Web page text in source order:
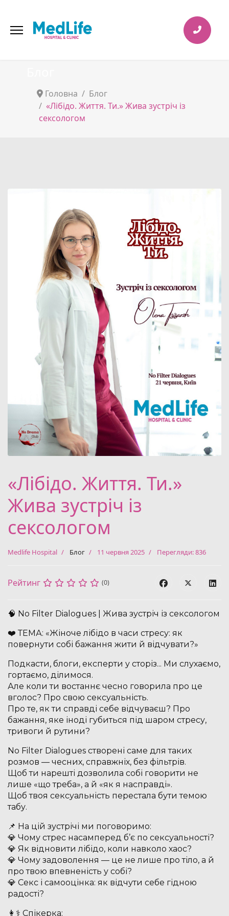
Головна
Блог
«Лібідо. Життя. Ти.» Жива зустріч із
сексологом
«Лібідо. Життя. Ти.»
Жива зустріч із
сексологом
Medlife Hospital Блог 11 червня 2025 Перегляди: 836
Рейтинг (0)
🧠 No Filter Dialogues | Жива зустріч із сексологом
❤️ ТЕМА: «Жіноче лібідо в часи стресу: як
повернути собі бажання жити й відчувати?»
Подкасти, блоги, експерти у сторіз... Ми слухаємо,
гортаємо, ділимося.
Але коли ти востаннє чесно говорила про це
вголос? Про свою сексуальність.
Про те, як ти справді себе відчуваєш? Про
бажання, яке іноді губиться під шаром стресу,
тривоги й рутини?
No Filter Dialogues створені саме для таких
розмов — чесних, справжніх, без фільтрів.
Щоб ти нарешті дозволила собі говорити не
лише «що треба», а й «як я насправді».
Щоб твоя сексуальність перестала бути темою
табу.
📌 На цій зустрічі ми поговоримо:
💎 Чому стрес насамперед б’є по сексуальності?
💎 Як відновити лібідо, коли навколо хаос?
💎 Чому задоволення — це не лише про тіло, а й
про твою впевненість у собі?
💎 Секс і самооцінка: як відчути себе гідною
радості?
👩⚕️ Спікерка: